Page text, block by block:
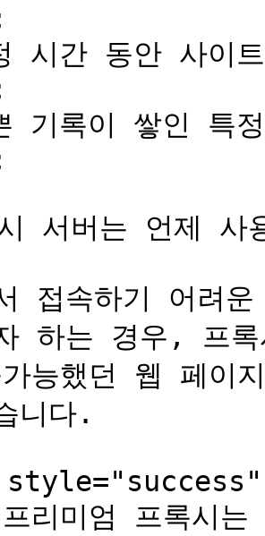
간 동안 사이
기록이 쌓인 특
서버는 언제 사
접속하기 어려
하는 경우, 프
능했던 웹 페이
니다.
리미엄 프록시